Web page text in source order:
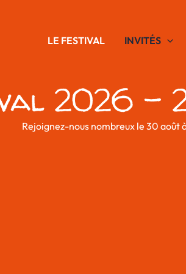
LE FESTIVAL INVITÉS
2026 -
Rejoignez-nous nombreux le 30 août